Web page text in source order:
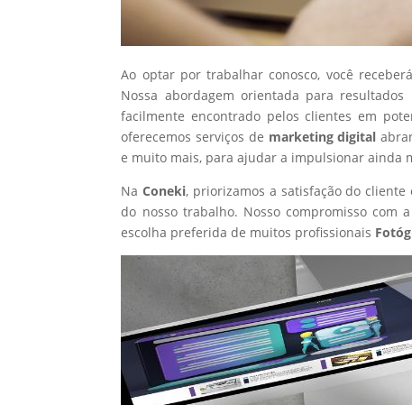
Ao optar por trabalhar conosco, você
Nossa abordagem orientada para
facilmente encontrado pelos clientes em
oferecemos serviços de marketing digital
e muito mais, para ajudar a impulsionar ainda
NaConeki, priorizamos a satisfação do
do nosso trabalho. Nosso compromisso com
escolha preferida de muitos profissionais